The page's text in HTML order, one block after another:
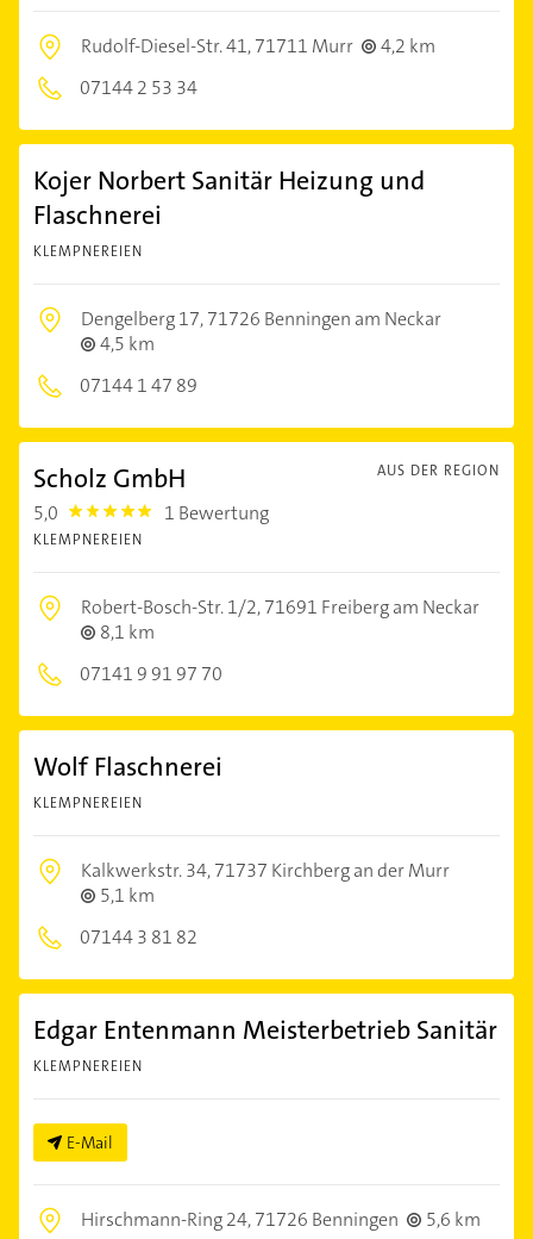
Rudolf-Diesel-Str. 41,71711 Murr
4,2 km
07144 2 53 34
Kojer Norbert Sanitär Heizung und
Flaschnerei
KLEMPNEREIEN
Dengelberg 17,71726 Benningen am Neckar
4,5 km
07144 1 47 89
AUS DER REGION
Scholz GmbH
5,0 5.0 1 Bewertung
KLEMPNEREIEN
Robert-Bosch-Str. 1/2,71691 Freiberg am Neckar
8,1 km
07141 9 91 97 70
Wolf Flaschnerei
KLEMPNEREIEN
Kalkwerkstr. 34,71737 Kirchberg an der Murr
5,1 km
07144 3 81 82
Edgar Entenmann Meisterbetrieb Sanitär
KLEMPNEREIEN
E-Mail
Hirschmann-Ring 24,71726 Benningen
5,6 km